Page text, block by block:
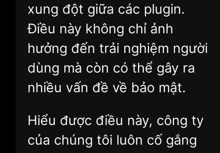
xung đột giữa các plugin.
Điều này không chỉ ảnh
hưởng đến trải nghiệm người
dùng mà còn có thể gây ra
nhiều vấn đề về bảo mật.
Hiểu được điều này, công ty
của chúng tôi luôn cố gắng